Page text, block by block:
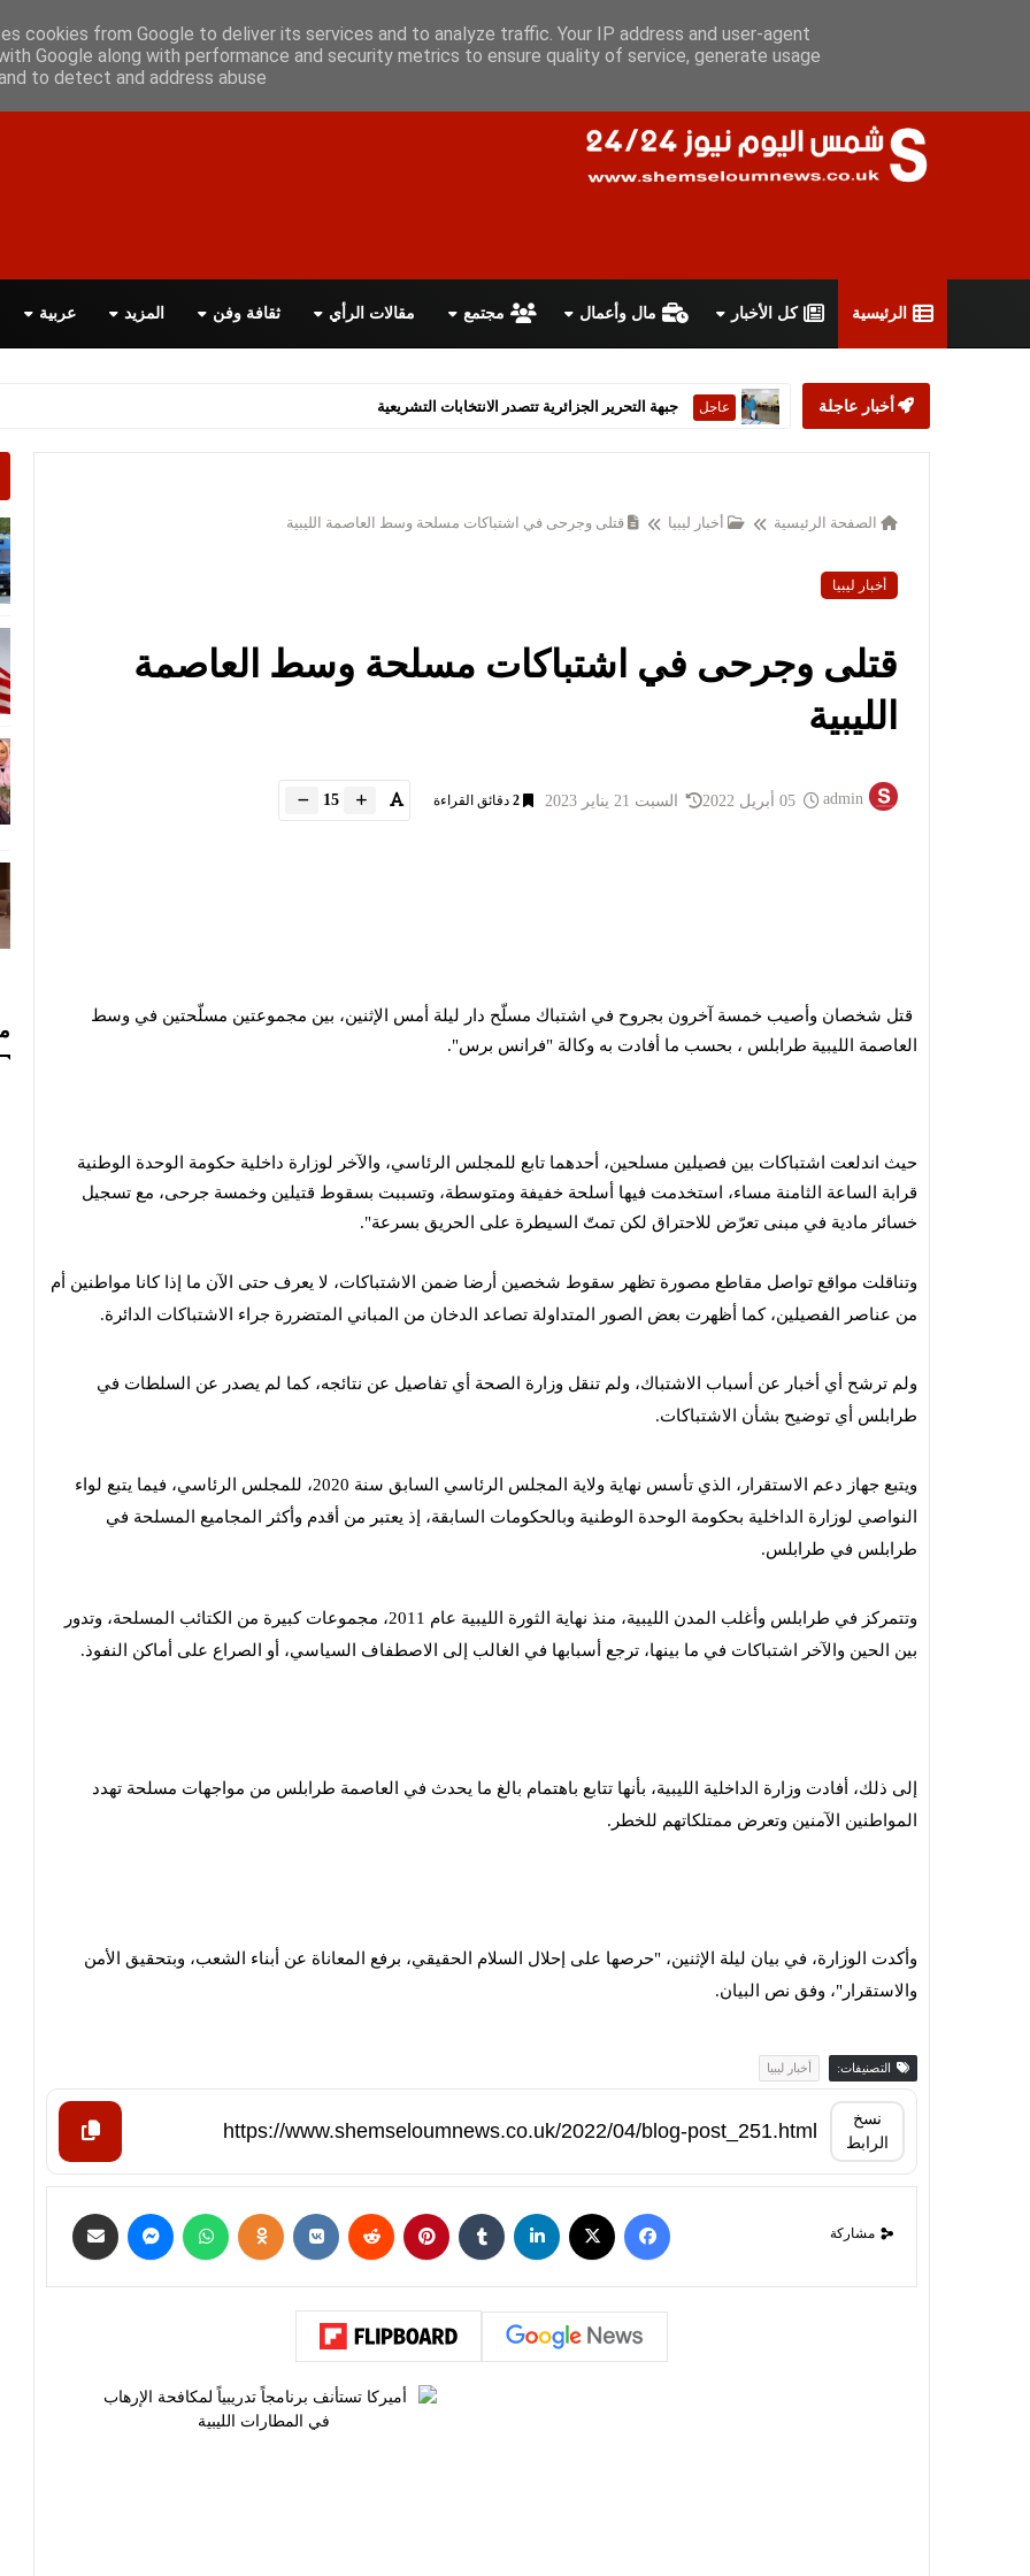
سياسة الخصوصية اتفاقية الاستخدام أعلن معانا اتصل بنا اقرأ الصحيفة PDF
الرئيسية كل الأخبار مال وأعمال مجتمع مقالات الرأي ثقافة وفن المزيد عربية
أخبار عاجلة عاجل ستارمر يعلن استقالته من رئاسة الحكومة البريطانية
الصفحة الرئيسية أخبار ليبيا قتلى وجرحى في اشتباكات مسلحة وسط العاصمة الليبية
أخبار ليبيا
قتلى وجرحى في اشتباكات مسلحة وسط العاصمة
الليبية
admin السبت 21 يناير 2023 2 دقائق القراءة 15
قتل شخصان وأصيب خمسة آخرون بجروح في اشتباك مسلّح دار ليلة أمس الإثنين، بين مجموعتين مسلّحتين في وسط
العاصمة الليبية طرابلس ، بحسب ما أفادت به وكالة "فرانس برس".
حيث اندلعت اشتباكات بين فصيلين مسلحين، أحدهما تابع للمجلس الرئاسي، والآخر لوزارة داخلية حكومة الوحدة الوطنية
قرابة الساعة الثامنة مساء، استخدمت فيها أسلحة خفيفة ومتوسطة، وتسببت بسقوط قتيلين وخمسة جرحى، مع تسجيل
خسائر مادية في مبنى تعرّض للاحتراق لكن تمتّ السيطرة على الحريق بسرعة".
وتناقلت مواقع تواصل مقاطع مصورة تظهر سقوط شخصين أرضا ضمن الاشتباكات، لا يعرف حتى الآن ما إذا كانا مواطنين أم
من عناصر الفصيلين، كما أظهرت بعض الصور المتداولة تصاعد الدخان من المباني المتضررة جراء الاشتباكات الدائرة.
ولم ترشح أي أخبار عن أسباب الاشتباك، ولم تنقل وزارة الصحة أي تفاصيل عن نتائجه، كما لم يصدر عن السلطات في
طرابلس أي توضيح بشأن الاشتباكات.
ويتبع جهاز دعم الاستقرار، الذي تأسس نهاية ولاية المجلس الرئاسي السابق سنة 2020، للمجلس الرئاسي، فيما يتبع لواء
النواصي لوزارة الداخلية بحكومة الوحدة الوطنية وبالحكومات السابقة، إذ يعتبر من أقدم وأكثر المجاميع المسلحة في
طرابلس في طرابلس.
وتتمركز في طرابلس وأغلب المدن الليبية، منذ نهاية الثورة الليبية عام 2011، مجموعات كبيرة من الكتائب المسلحة، وتدور
بين الحين والآخر اشتباكات في ما بينها، ترجع أسبابها في الغالب إلى الاصطفاف السياسي، أو الصراع على أماكن النفوذ.
إلى ذلك، أفادت وزارة الداخلية الليبية، بأنها تتابع باهتمام بالغ ما يحدث في العاصمة طرابلس من مواجهات مسلحة تهدد
المواطنين الآمنين وتعرض ممتلكاتهم للخطر.
وأكدت الوزارة، في بيان ليلة الإثنين، "حرصها على إحلال السلام الحقيقي، برفع المعاناة عن أبناء الشعب، وبتحقيق الأمن
والاستقرار"، وفق نص البيان.
التصنيفات: أخبار ليبيا
نسخ
الرابط
مشاركة
cookies from Google to deliver its services and to analyze traffic. Your IP address and user-agent
Google along with performance and security metrics to ensure quality of service, generate usage
to detect and address abuse.